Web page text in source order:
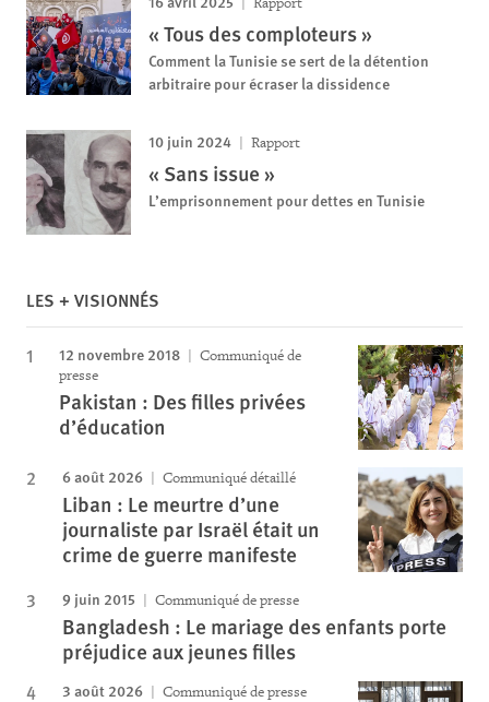
« Tous des comploteurs »
Comment la Tunisie se sert de la détention
arbitraire pour écraser la dissidence
10 juin 2024 Rapport
« Sans issue »
L’emprisonnement pour dettes en Tunisie
LES + VISIONNÉS
12 novembre 2018
Communiqué de
presse
Pakistan : Des filles privées
d’éducation
6 août 2026 Communiqué détaillé
Liban : Le meurtre d’une
journaliste par Israël était un
crime de guerre manifeste
9 juin 2015 Communiqué de presse
Bangladesh : Le mariage des enfants porte
préjudice aux jeunes filles
3 août 2026 Communiqué de presse